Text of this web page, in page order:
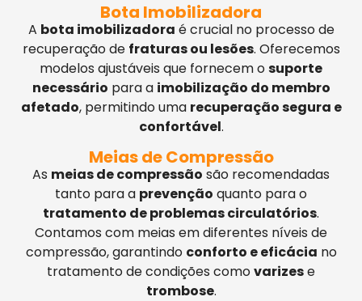
Bota Imobilizadora
A bota imobilizadora é crucial no processo de
recuperação de fraturas ou lesões. Oferecemos
modelos ajustáveis que fornecem osuporte
necessário para a imobilização do membro
afetado, permitindo uma recuperação segura e
confortável.
Meias de Compressão
As meias de compressão são recomendadas
tanto para a prevenção quanto para o
tratamento de problemas circulatórios.
Contamos com meias em diferentes níveis de
compressão, garantindo conforto e eficácia no
tratamento de condições comovarizese
trombose.